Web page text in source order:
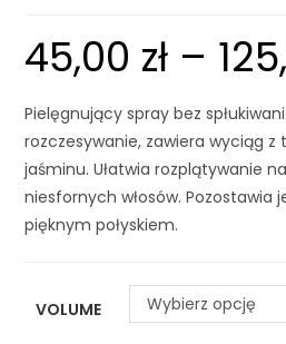
45,00 zł –
Pielęgnujący spray bez
rozczesywanie, zawiera wyciąg
jaśminu. Ułatwia rozplątywanie
niesfornych włosów. Pozostawia
pięknym połyskiem.
VOLUME Wybierz opcję